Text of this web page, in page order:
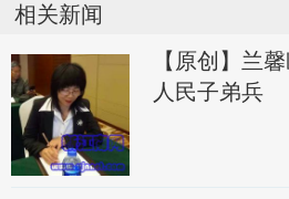
相关新闻
【原创】兰
人民子弟兵